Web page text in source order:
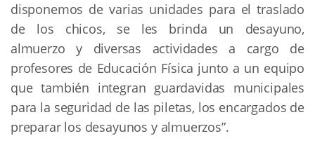
disponemos de varias unidades para el traslado
de los chicos, se les brinda un desayuno,
almuerzo y diversas actividades a cargo de
profesores de Educación Física junto a un equipo
que también integran guardavidas municipales
para la seguridad de las piletas, los encargados de
preparar los desayunos y almuerzos”.